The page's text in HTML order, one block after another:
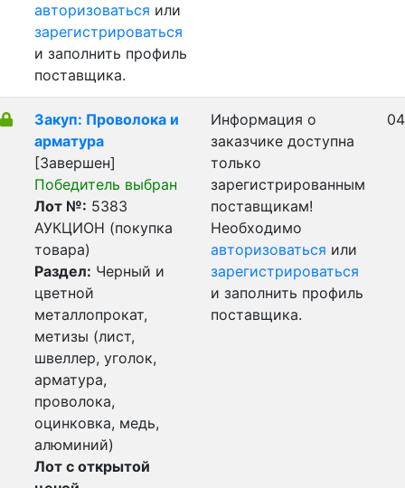
авторизоваться или
зарегистрироваться
и заполнить профиль
поставщика.
Закуп: Проволока и
арматура
[Завершен]
Победитель выбран
Лот №: 5383
АУКЦИОН (покупка
товара)
Раздел: Черный и
цветной
металлопрокат,
метизы (лист,
швеллер, уголок,
арматура,
проволока,
оцинковка, медь,
алюминий)
Лот с открытой
Информация о
заказчике доступна
только
зарегистрированным
поставщикам!
Необходимо
авторизоваться или
зарегистрироваться
и заполнить профиль
поставщика.